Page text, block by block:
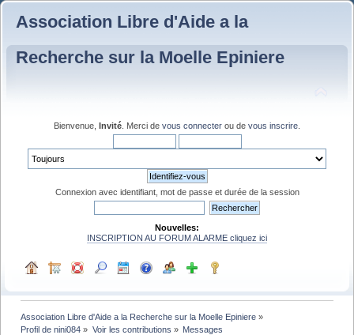
Association Libre d'Aide a la
Recherche sur la Moelle Epiniere
Bienvenue, Invité . Merci de vous connecter ou de vous inscrire
Connexion avec identifiant, mot de passe et durée de la session
Nouvelles:
INSCRIPTION AU FORUM ALARME cliquez ici
Association Libre d'Aide a la Recherche sur la Moelle Epiniere »
Profil de nini084 » Voir les contributions » Messages